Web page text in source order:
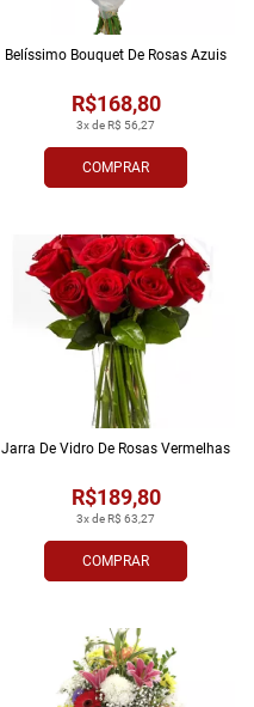
COMPRAR
3x de R$ 56,27
R$168,80
Belíssimo Bouquet De Rosas Azuis
COMPRAR
3x de R$ 63,27
R$189,80
Jarra De Vidro De Rosas Vermelhas